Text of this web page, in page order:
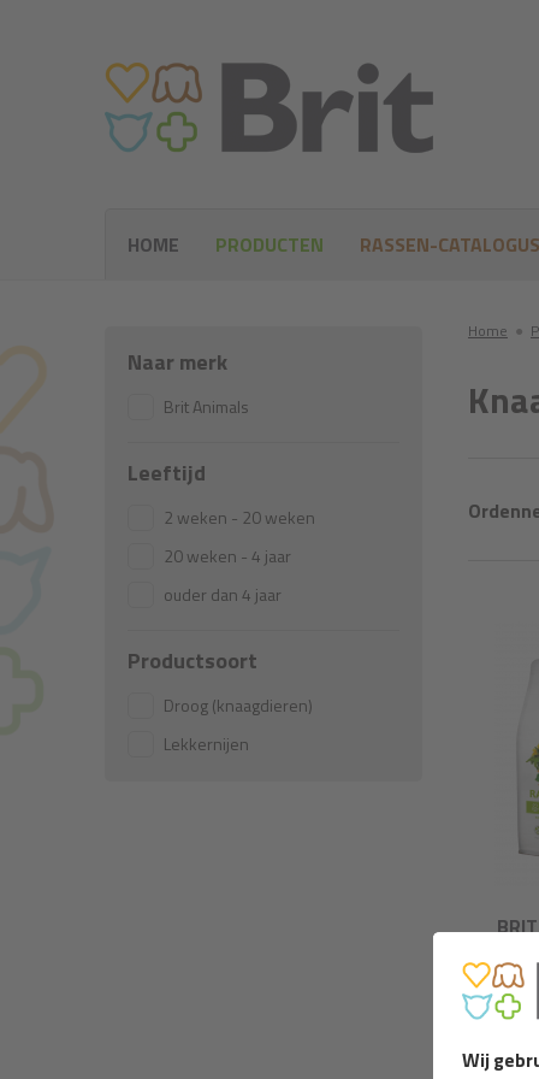
Home ●
Naar merk
Brit Animals
Leeftijd
2 weken - 20 weken
20 weken - 4 jaar
ouder dan 4 jaar
Productsoort
Droog (knaagdieren)
Lekkernijen
HOME PRODUCTEN RASSEN-CATALOGUS